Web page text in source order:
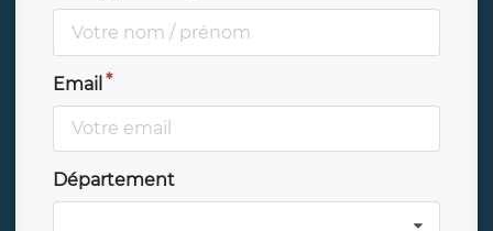
Email
Département